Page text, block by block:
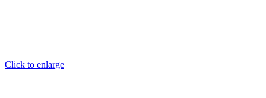
Click to enlarge